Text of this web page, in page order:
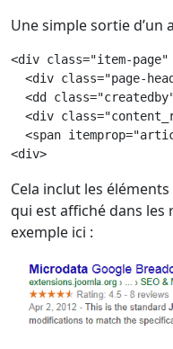
Une simple sortie d’un
<div class="item-
<div class="page-
<dd
<div
<span
<div>
Cela inclut les
qui est affiché dans les
exemple ici :